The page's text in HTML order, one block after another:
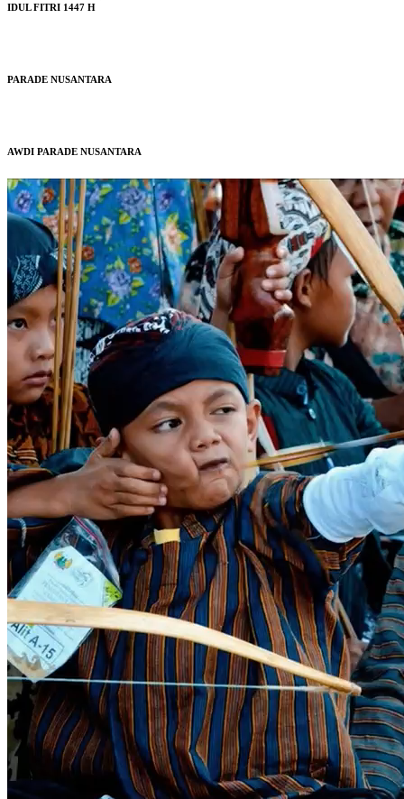
IDUL FITRI 1447 H
PARADE NUSANTARA
AWDI PARADE NUSANTARA